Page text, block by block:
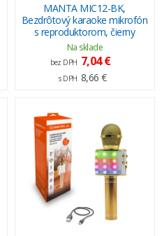
MANTA MIC12-BK,
Bezdrôtový karaoke mikrofón
s reproduktorom, čierny
Na sklade
bez DPH 7,04 €
s DPH 8,66 €